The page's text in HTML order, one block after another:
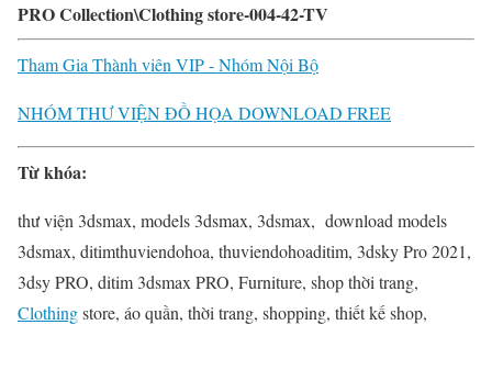
PRO Collection\Clothing store-004-42-TV
Tham Gia Thành viên VIP - Nhóm Nội Bộ
NHÓM THƯ VIỆN ĐỒ HỌA DOWNLOAD FREE
Từ khóa:
thư viện 3dsmax, models 3dsmax, 3dsmax, download models
3dsmax, ditimthuviendohoa, thuviendohoaditim, 3dsky Pro 2021,
3dsy PRO, ditim 3dsmax PRO, Furniture, shop thời trang,
Clothingstore, áo quần, thời trang, shopping, thiết kế shop,